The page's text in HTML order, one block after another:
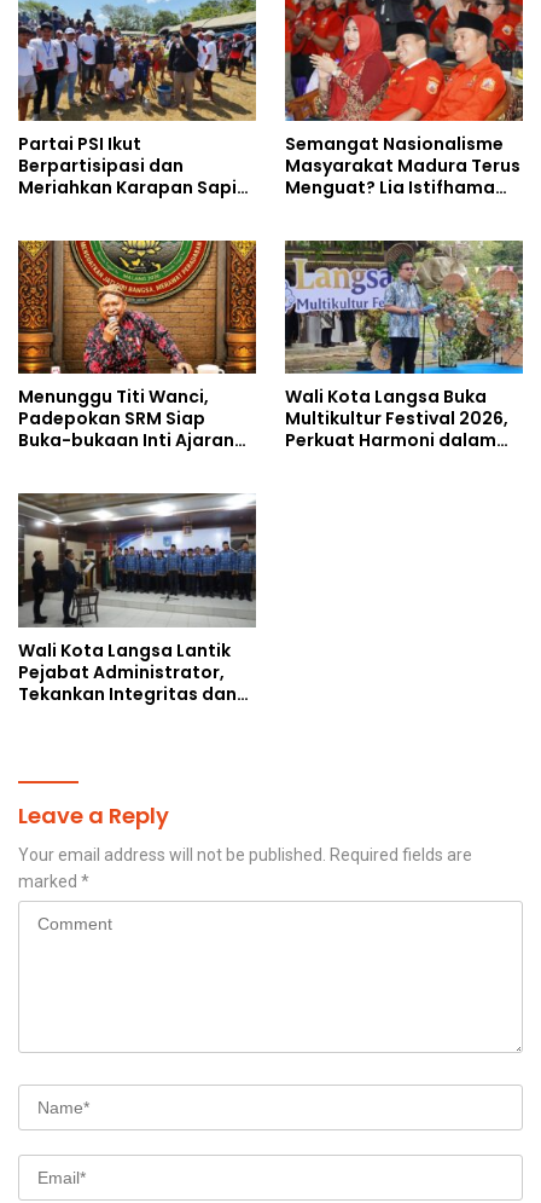
Partai PSI Ikut
Berpartisipasi dan
Meriahkan Karapan Sapi
Semangat Nasionalisme
Masyarakat Madura Terus
Menguat? Lia Istifhama
NKRI
Menunggu Titi Wanci,
Padepokan SRM Siap
Buka-bukaan Inti Ajaran
Nusantara 2026
Wali Kota Langsa Buka
Multikultur Festival 2026,
Perkuat Harmoni dalam
Wali Kota Langsa Lantik
Pejabat Administrator,
Tekankan Integritas dan
Leave a Reply
Your email address will not be published.
Required fields are
marked *